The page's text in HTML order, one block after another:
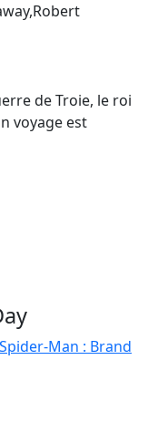
de Troie, le roi
voyage est
Man : Brand